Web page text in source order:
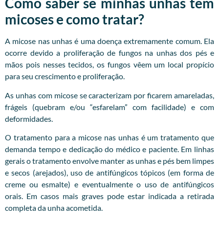
micoses e como tratar?
A micose nas unhas é uma doença extremamente comum. Ela
ocorre devido a proliferação de fungos na unhas dos pés e
mãos pois nesses tecidos, os fungos vêem um local propício
para seu crescimento e proliferação.
As unhas com micose se caracterizam por ficarem amareladas,
frágeis (quebram e/ou “esfarelam” com facilidade) e com
deformidades.
O tratamento para a micose nas unhas é um tratamento que
demanda tempo e dedicação do médico e paciente. Em linhas
gerais o tratamento envolve manter as unhas e pés bem limpes
e secos (arejados), uso de antifúngicos tópicos (em forma de
creme ou esmalte) e eventualmente o uso de antifúngicos
orais. Em casos mais graves pode estar indicada a retirada
completa da unha acometida.